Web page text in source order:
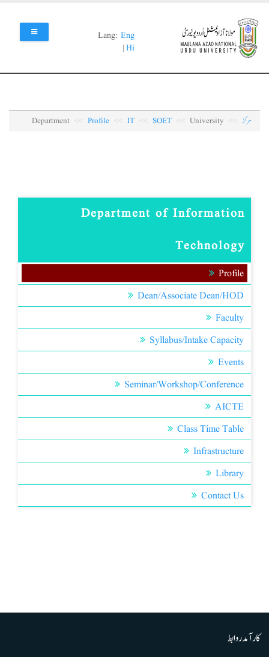
main
content
Lang: Eng
| Hi
مرکز SOET
IT
Profile
Department of Information
Technology
Profile
Dean/Associate Dean/HOD
Faculty
Syllabus/Intake Capacity
Events
Seminar/Workshop/Conference
AICTE
Class Time Table
Infrastructure
Library
Contact Us
کارآمد روابط